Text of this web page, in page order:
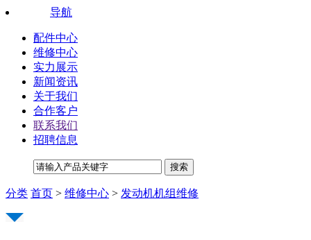
导航
配件中心
维修中心
实力展示
新闻资讯
关于我们
合作客户
联系我们
招聘信息
分类 首页 > 维修中心 > 发动机机组维修